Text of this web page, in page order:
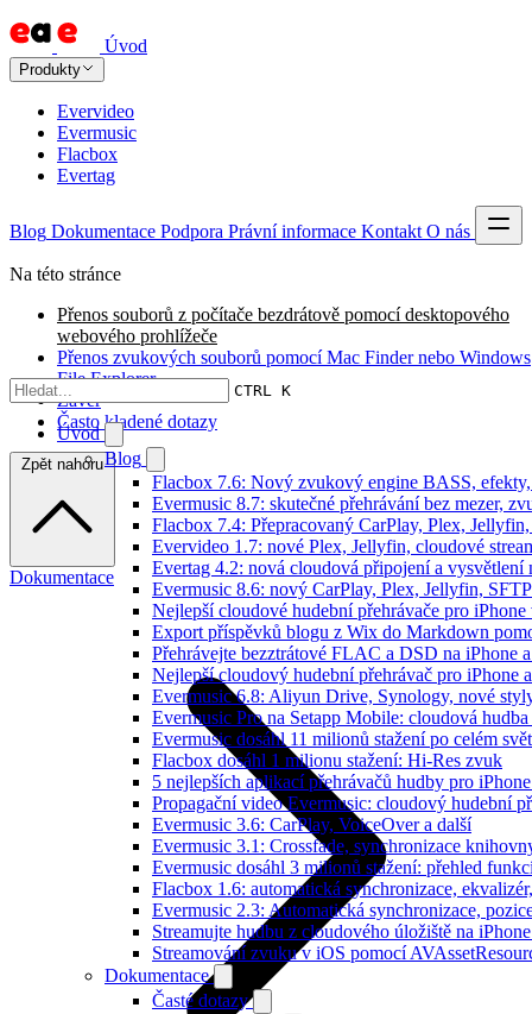
Úvod
Produkty
Evervideo
Evermusic
Flacbox
Evertag
Blog Dokumentace Podpora Právní informace Kontakt O nás
CTRL K
Úvod
Blog
Flacbox 7.6: Nový zvukový engine BASS,
Evermusic 8.7: skutečné přehrávání bez mezer,
Flacbox 7.4: Přepracovaný CarPlay, Plex,
Evervideo 1.7: nové Plex, Jellyfin, cloudové
Evertag 4.2: nová cloudová připojení a vysvětlení
Evermusic 8.6: nový CarPlay, Plex, Jellyfin,
Nejlepší cloudové hudební přehrávače pro iPhone
Export příspěvků blogu z Wix do Markdown
Přehrávejte bezztrátové FLAC a DSD na iPhone
Nejlepší cloudový hudební přehrávač pro iPhone
Evermusic 6.8: Aliyun Drive, Synology, nové
Evermusic Pro na Setapp Mobile: cloudová
Evermusic dosáhl 11 milionů stažení po celém
Flacbox dosáhl 1 milionu stažení: Hi-Res zvuk
5 nejlepších aplikací přehrávačů hudby pro
Propagační video Evermusic: cloudový hudební
Evermusic 3.6: CarPlay, VoiceOver a další
Evermusic 3.1: Crossfade, synchronizace
Evermusic dosáhl 3 milionů stažení: přehled
Flacbox 1.6: automatická synchronizace,
Evermusic 2.3: Automatická synchronizace,
Streamujte hudbu z cloudového úložiště na
Streamování zvuku v iOS pomocí
Dokumentace
Časté dotazy
Na této stránce
Přenos souborů z počítače bezdrátově pomocí desktopového
webového prohlížeče
Přenos zvukových souborů pomocí Mac Finder nebo Windows
File Explorer
Závěr
Často kladené dotazy
Zpět nahoru
Dokumentace